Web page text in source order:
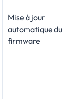
Mise à jour
automatique du
firmware